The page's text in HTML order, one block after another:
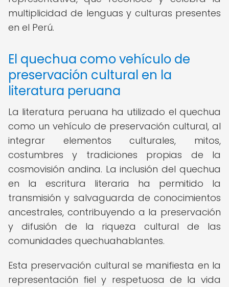
multiplicidad de lenguas y culturas presentes
en el Perú.
El quechua como vehículo de
preservación cultural en la
literatura peruana
La literatura peruana ha utilizado el quechua
como un vehículo de preservación cultural, al
integrar elementos culturales, mitos,
costumbres y tradiciones propias de la
cosmovisión andina. La inclusión del quechua
en la escritura literaria ha permitido la
transmisión y salvaguarda de conocimientos
ancestrales, contribuyendo a la preservación
y difusión de la riqueza cultural de las
comunidades quechuahablantes.
Esta preservación cultural se manifiesta en la
representación fiel y respetuosa de la vida